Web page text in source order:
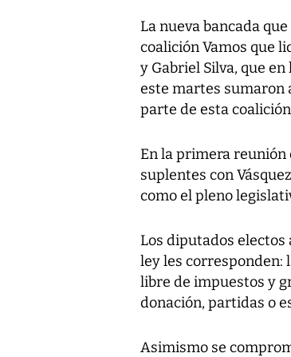
La nueva bancada
coalición Vamos que
y Gabriel Silva, que
este martes sumaron
parte de esta
En la primera reunión
suplentes con
como el pleno
Los diputados electos
ley les corresponden:
libre de impuestos y
donación, partidas o
Asimismo se